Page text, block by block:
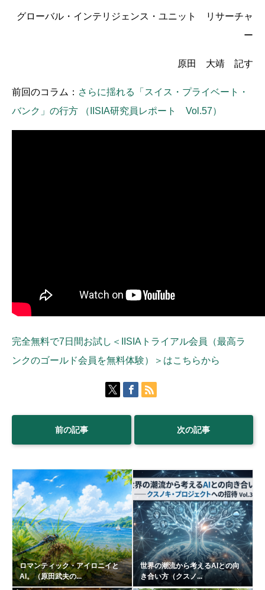
グローバル・インテリジェンス・ユニット リサーチャ
ー
原田 大靖 記す
前回のコラム： さらに揺れる「スイス・プライベート・
バンク」の行方 （IISIA研究員レポート Vol.57）
完全無料で7日間お試し＜IISIAトライアル会員（最高ラ
ンクのゴールド会員を無料体験）＞はこちらから
前の記事 次の記事
ロマンティック・アイロニイと
AI。（原田武夫の...
世界の潮流から考えるAIとの向
き合い方（クスノ...